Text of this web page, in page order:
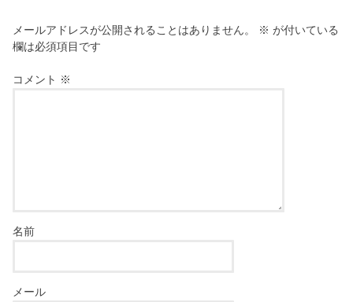
メールアドレスが公開されることはありません。 ※ が付いている
欄は必須項目です
コメント ※
名前
メール